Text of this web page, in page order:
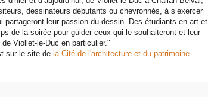
dessinateurs débutants ou chevronnés, à s’exercer
partageront leur passion du dessin. Des étudiants en art et
de la soirée pour guider ceux qui le souhaiteront et leur
Viollet-le-Duc en particulier."
sur le site de la Cité de l'architecture et du patrimoine.